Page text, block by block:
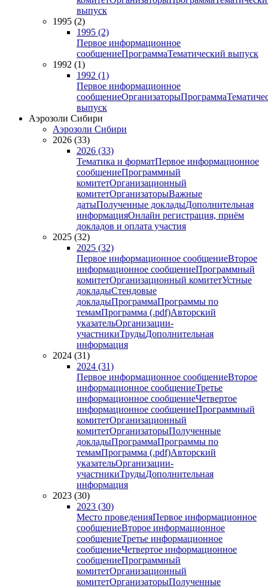
выпуск
1995 (2)
1995 (2)
Первое информационное
сообщениеПрограммаТематический выпуск
1992 (1)
1992 (1)
Первое информационное
сообщениеОрганизаторыПрограмма
выпуск
Аэрозоли Сибири
Аэрозоли Сибири
2026 (33)
2026 (33)
Тематика и форматПервое информационное
сообщениеПрограммный
комитетОрганизационный
комитетОрганизаторыВажные
датыПолученные докладыДополнительная
информацияОнлайн регистрация, приём
докладов и оплата участия
2025 (32)
2025 (32)
Первое информационное сообщениеВторое
информационное сообщениеПрограммный
комитетОрганизационный комитетУстные
докладыСтендовые
докладыПрограммаПрограммы по
темамПрограмма (.pdf)Авторский
указательОрганизации-
участникиТрудыДополнительная
информация
2024 (31)
2024 (31)
Первое информационное сообщениеВторое
информационное сообщениеТретье
информационное сообщениеЧетвертое
информационное сообщениеПрограммный
комитетОрганизационный
комитетОрганизаторыПолученные
докладыПрограммаПрограммы по
темамПрограмма (.pdf)Авторский
указательОрганизации-
участникиТрудыДополнительная
информация
2023 (30)
2023 (30)
Место проведенияПервое информационное
сообщениеВторое информационное
сообщениеТретье информационное
сообщениеЧетвертое информационное
сообщениеПрограммный
комитетОрганизационный
комитетОрганизаторыПолученные